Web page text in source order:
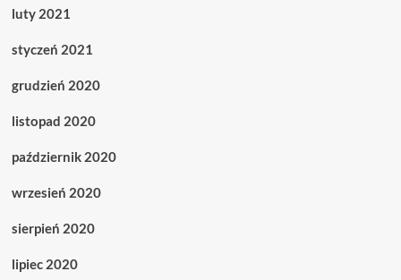
luty 2021
styczeń 2021
grudzień 2020
listopad 2020
październik 2020
wrzesień 2020
sierpień 2020
lipiec 2020